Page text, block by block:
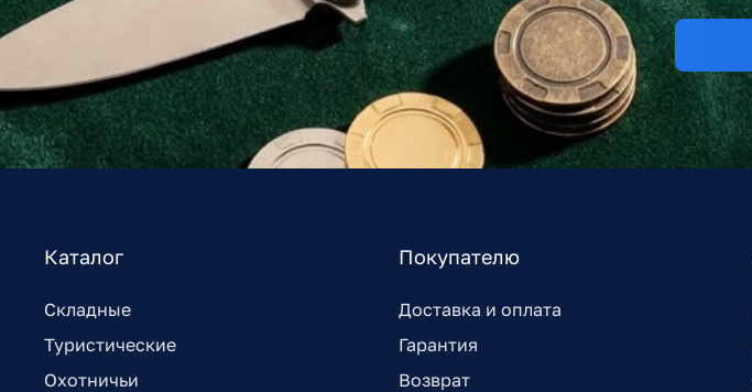
Каталог
Складные
Туристические
Охотничьи
Покупателю
Доставка и оплата
Гарантия
Возврат